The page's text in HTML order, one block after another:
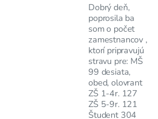
Dobrý deň,
poprosila ba
som o počet
zamestnancov ,
ktorí pripravujú
stravu pre: MŠ
99 desiata,
obed, olovrant
ZŠ 1-4r. 127
ZŠ 5-9r. 121
Študent 304